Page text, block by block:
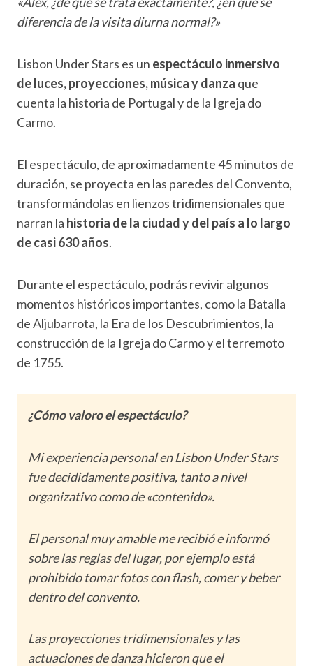
diferencia de la visita diurna normal?»
Lisbon Under Stars es un espectáculo inmersivo
de luces, proyecciones, música y danza que
cuenta la historia de Portugal y de la Igreja do
Carmo.
El espectáculo, de aproximadamente 45 minutos de
duración, se proyecta en las paredes del Convento,
transformándolas en lienzos tridimensionales que
narran la historia de la ciudad y del país a lo largo
de casi 630 años.
Durante el espectáculo, podrás revivir algunos
momentos históricos importantes, como la Batalla
de Aljubarrota, la Era de los Descubrimientos, la
construcción de la Igreja do Carmo y el terremoto
de 1755.
¿Cómo valoro el espectáculo?
Mi experiencia personal en Lisbon Under Stars
fue decididamente positiva, tanto a nivel
organizativo como de «contenido».
El personal muy amable me recibió e informó
sobre las reglas del lugar, por ejemplo está
prohibido tomar fotos con flash, comer y beber
dentro del convento.
Las proyecciones tridimensionales y las
actuaciones de danza hicieron que el